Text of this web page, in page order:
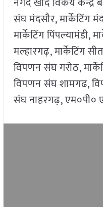
संघ मंदसौर, मार्केटिंग
मार्केटिंग पिंपल्यामंडी,
मल्हारगढ़, मार्केटिंग
विपणन संघ गरोठ,
विपणन संघ शामगढ,
संघ नाहरगढ़, एम०पी०